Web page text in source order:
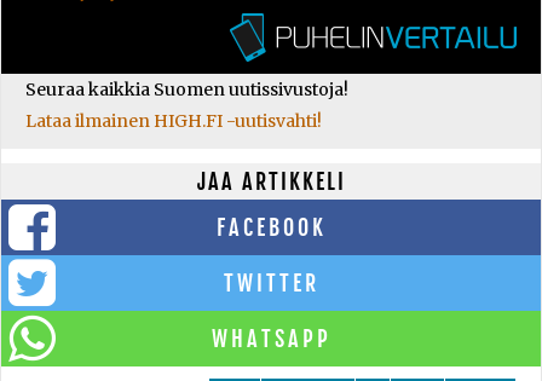
Seuraa kaikkia Suomen uutissivustoja!
Lataa ilmainen HIGH.FI -uutisvahti!
JAA ARTIKKELI
FACEBOOK
TWITTER
WHATSAPP